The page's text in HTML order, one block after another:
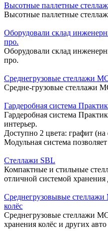
Высотные паллетные
Высотные паллетные
Оборудовали склад
про.
Оборудовали склад
про.
Среднегрузовые стеллажи
Средне-грузовые стеллажи
Гардеробная система Практик
Гардеробная система
интерьер.
Доступно 2 цвета: графит
Модульная система
Стеллажи SBL
Компактные и стильные
отличной системой
Среднегрузовывые
колёс
Среднегрузовые стеллажи
хранения колёс и других